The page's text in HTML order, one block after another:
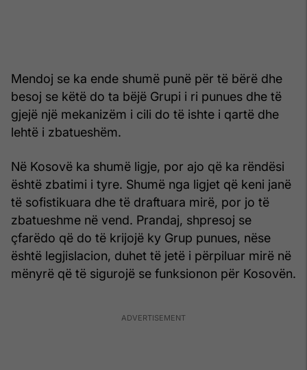
Mendoj se ka ende shumë punë për të bërë dhe
besoj se këtë do ta bëjë Grupi i ri punues dhe të
gjejë një mekanizëm i cili do të ishte i qartë dhe
lehtë i zbatueshëm.
Në Kosovë ka shumë ligje, por ajo që ka rëndësi
është zbatimi i tyre. Shumë nga ligjet që keni janë
të sofistikuara dhe të draftuara mirë, por jo të
zbatueshme në vend. Prandaj, shpresoj se
çfarëdo që do të krijojë ky Grup punues, nëse
është legjislacion, duhet të jetë i përpiluar mirë në
mënyrë që të sigurojë se funksionon për Kosovën.